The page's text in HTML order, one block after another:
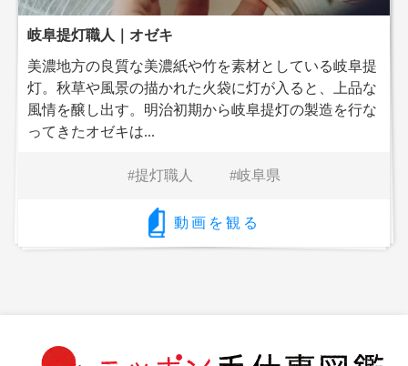
岐阜提灯職人｜オゼキ
美濃地方の良質な美濃紙や竹を素材としている岐阜提
灯。秋草や風景の描かれた火袋に灯が入ると、上品な
風情を醸し出す。明治初期から岐阜提灯の製造を行な
ってきたオゼキは...
提灯職人 岐阜県
動画を観る